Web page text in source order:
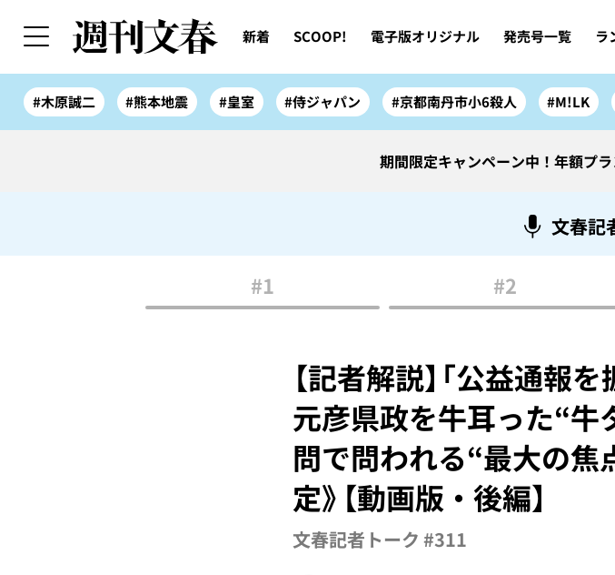
新着 SCOOP! 電子版オリジナル 発売号一覧 ラ
#木原誠二 #熊本地震 #皇室 #侍ジャパン #京都南丹市小6殺人 #M!LK
期間限定キャンペーン中！年額プ
文春記
#1 #2
【記者解説】「公益通報
元彦県政を牛耳った“牛
問で問われる“最大の焦
定》【動画版・後編】
文春記者トーク #311